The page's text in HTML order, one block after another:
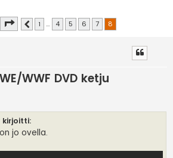
Sivu 8
Edellinen
1 … 4 5 6 7 8
WWF DVD ketju
kirjoitti:
jo ovella.